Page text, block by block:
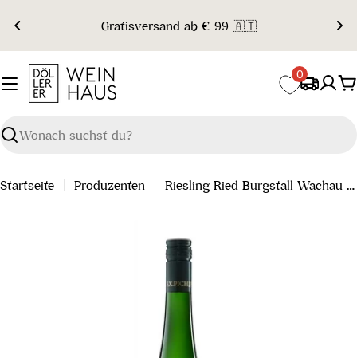
Inhalt
springen
Gratisversand ab € 99 🇦🇹
Suchen
0
Startseite Produzenten Riesling Ried Burgstall Wachau DAC 2022